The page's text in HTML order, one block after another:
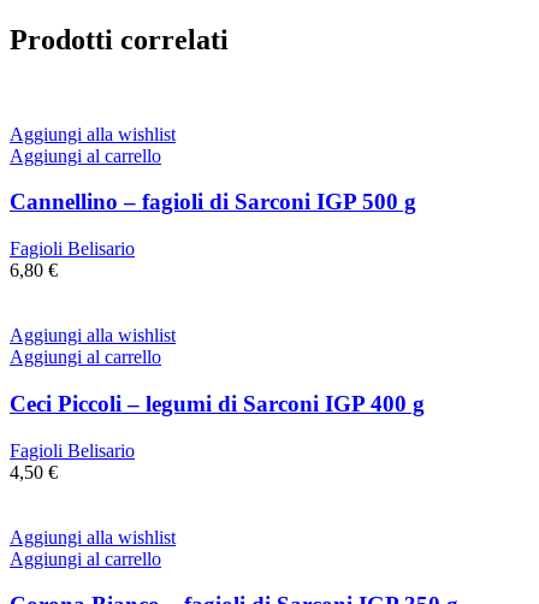
Prodotti correlati
Aggiungi alla wishlist
Aggiungi al carrello
Cannellino – fagioli di Sarconi IGP 500 g
Fagioli Belisario
6,80 €
Aggiungi alla wishlist
Aggiungi al carrello
Ceci Piccoli – legumi di Sarconi IGP 400 g
Fagioli Belisario
4,50 €
Aggiungi alla wishlist
Aggiungi al carrello